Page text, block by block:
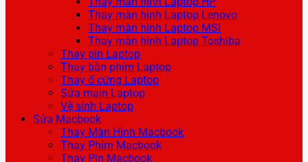
Thay màn hình Laptop Lenovo
Thay màn hình Laptop MSI
Thay màn hình Laptop Toshiba
Thay pin Laptop
Thay bàn phím Laptop
Thay ổ cứng Laptop
Sửa main Laptop
Vệ sinh Laptop
Sửa Macbook
Thay Màn Hình Macbook
Thay Phím Macbook
Thay Pin Macbook